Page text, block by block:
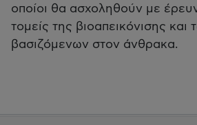
οποίοι θα ασχοληθούν με
τομείς της βιοαπεικόνισης
βασιζόμενων στον άνθρακα.